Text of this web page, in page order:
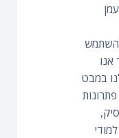
במבט